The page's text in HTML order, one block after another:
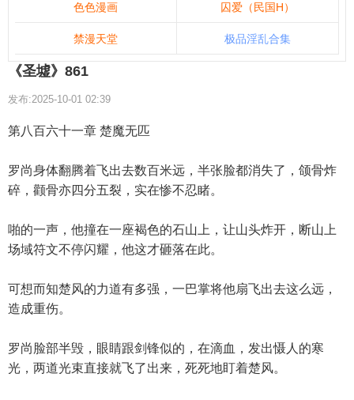
色色漫画 囚爱（民国H）
禁漫天堂 极品淫乱合集
《圣墟》861
发布:2025-10-01 02:39
第八百六十一章 楚魔无匹
罗尚身体翻腾着飞出去数百米远，半张脸都消失了，颌骨炸
碎，颧骨亦四分五裂，实在惨不忍睹。
啪的一声，他撞在一座褐色的石山上，让山头炸开，断山上
场域符文不停闪耀，他这才砸落在此。
可想而知楚风的力道有多强，一巴掌将他扇飞出去这么远，
造成重伤。
罗尚脸部半毁，眼睛跟剑锋似的，在滴血，发出慑人的寒
光，两道光束直接就飞了出来，死死地盯着楚风。